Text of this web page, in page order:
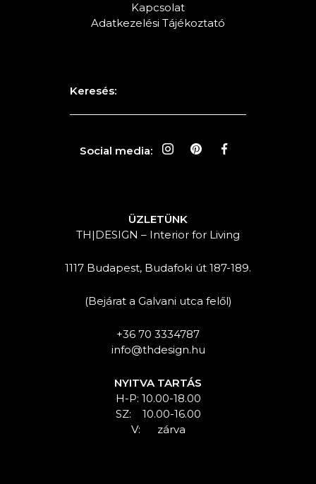
Kapcsolat
Adatkezelési Tájékoztató
Keresés:
Social media:
ÜZLETÜNK
TH|DESIGN – Interior for Living
1117 Budapest, Budafoki út 187-189.
(Bejárat a Galvani utca felől)
+36 70 3334787
info@thdesign.hu
NYITVA TARTÁS
H-P: 10.00-18.00
SZ: 10.00-16.00
V: zárva